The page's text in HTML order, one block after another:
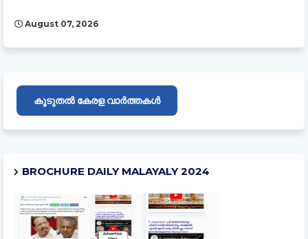
August 07, 2026
കൂടുതൽ കേരള വാർത്തകൾ
BROCHURE DAILY MALAYALY 2024